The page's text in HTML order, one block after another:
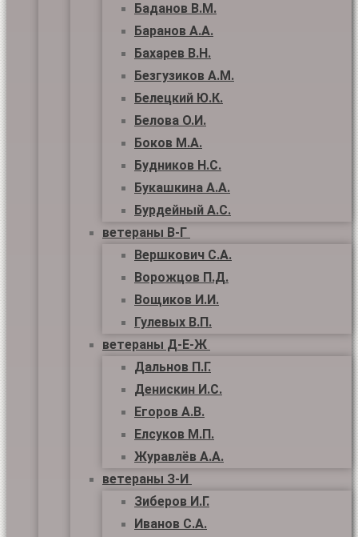
Баданов В.М.
Баранов А.А.
Бахарев В.Н.
Безгузиков А.М.
Белецкий Ю.К.
Белова О.И.
Боков М.А.
Будников Н.С.
Букашкина А.А.
Бурдейный А.С.
ветераны В-Г
Вершкович С.А.
Ворожцов П.Д.
Вощиков И.И.
Гулевых В.П.
ветераны Д-Е-Ж
Дальнов П.Г.
Денискин И.С.
Егоров А.В.
Елсуков М.П.
Журавлёв А.А.
ветераны З-И
Зиберов И.Г.
Иванов С.А.